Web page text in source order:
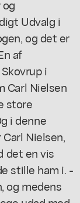
Udvalg i
og det er
af
i
Carl Nielsen
store
i denne
Nielsen,
det en vis
stille ham i. -
og medens